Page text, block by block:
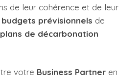
de leur cohérence et de leur
budgets prévisionnels de
plans de décarbonation
votre Business Partner en